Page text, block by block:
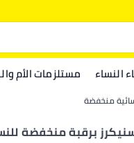
النساء مستلزمات الأم
منخفضة
برقبة منخفضة